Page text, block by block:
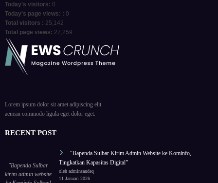
Today's visitors: 0
Today's page views: : 0
Total visitors : 25,142
Total page views: 27,259
Lorem ipsum dolor sit amet adipiscing elit
aenean commodo ligula eget dolor eget.
RECENT POST
"Bapenda Sulbar
kirim admin website
“Bapenda Sulbar Kirim Admin Website ke Kominfo,
Tingkatkan Kapasitas Digital”
oleh adminsandeq
11 Januari 2026